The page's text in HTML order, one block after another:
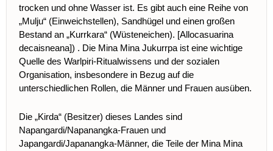
trocken und ohne Wasser ist. Es gibt auch eine Reihe von
„Mulju“ (Einweichstellen), Sandhügel und einen großen
Bestand an „Kurrkara“ (Wüsteneichen). [Allocasuarina
decaisneana]) . Die Mina Mina Jukurrpa ist eine wichtige
Quelle des Warlpiri-Ritualwissens und der sozialen
Organisation, insbesondere in Bezug auf die
unterschiedlichen Rollen, die Männer und Frauen ausüben.
Die „Kirda“ (Besitzer) dieses Landes sind
Napangardi/Napanangka-Frauen und
Japangardi/Japanangka-Männer, die Teile der Mina Mina